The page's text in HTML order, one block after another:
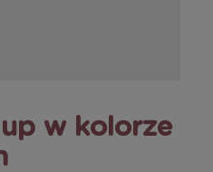
w kolorze